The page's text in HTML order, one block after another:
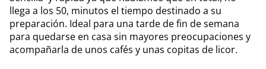
llega a los 50, minutos el tiempo destinado a su
preparación. Ideal para una tarde de fin de semana
para quedarse en casa sin mayores preocupaciones y
acompañarla de unos cafés y unas copitas de licor.